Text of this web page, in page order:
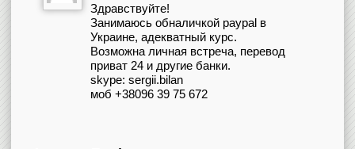
Здравствуйте!
Занимаюсь обналичкой paypal в
Украине, адекватный курс.
Возможна личная встреча, перевод
приват 24 и другие банки.
skype: sergii.bilan
моб +38096 39 75 672